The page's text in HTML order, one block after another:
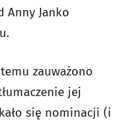
Anny Janko
zauważono
jej
się nominacji (i